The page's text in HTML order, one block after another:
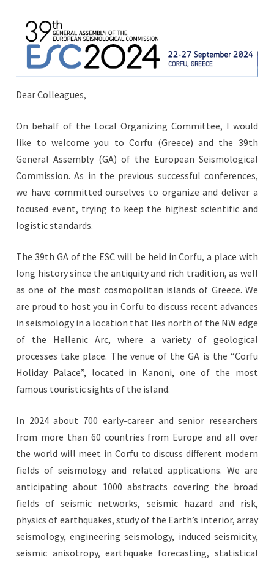
Dear Colleagues,
On behalf of the Local Organizing Committee, I would
like to welcome you to Corfu (Greece) and the 39th
General Assembly (GA) of the European Seismological
Commission. As in the previous successful conferences,
we have committed ourselves to organize and deliver a
focused event, trying to keep the highest scientific and
logistic standards.
The 39th GA of the ESC will be held in Corfu, a place with
long history since the antiquity and rich tradition, as well
as one of the most cosmopolitan islands of Greece. We
are proud to host you in Corfu to discuss recent advances
in seismology in a location that lies north of the NW edge
of the Hellenic Arc, where a variety of geological
processes take place. The venue of the GA is the “Corfu
Holiday Palace”, located in Kanoni, one of the most
famous touristic sights of the island.
In 2024 about 700 early-career and senior researchers
from more than 60 countries from Europe and all over
the world will meet in Corfu to discuss different modern
fields of seismology and related applications. We are
anticipating about 1000 abstracts covering the broad
fields of seismic networks, seismic hazard and risk,
physics of earthquakes, study of the Earth’s interior, array
seismology, engineering seismology, induced seismicity,
seismic anisotropy, earthquake forecasting, statistical